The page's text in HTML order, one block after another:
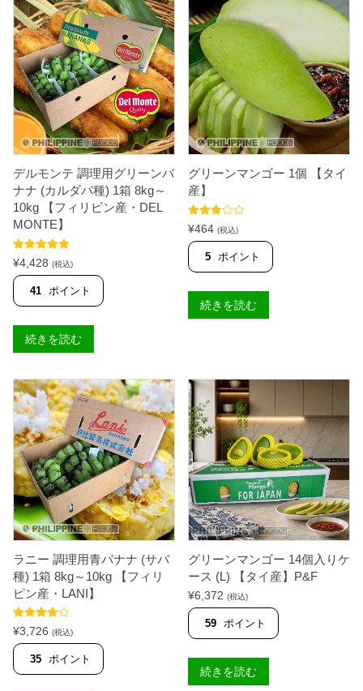
デルモンテ 調理用グリーンバ
ナナ (カルダバ種) 1箱 8kg～
10kg 【フィリピン産・DEL
MONTE】
5段階中 5.00
の評価
¥4,428 (税込)
41 ポイント
続きを読む
グリーンマンゴー 1個 【タイ
産】
5段階中
3.50 の
評価
¥464 (税込)
5 ポイント
続きを読む
ラニー 調理用青バナナ (サバ
種) 1箱 8kg～10kg 【フィリ
ピン産・LANI】
5段階中
4.00 の評
価
¥3,726 (税込)
35 ポイント
グリーンマンゴー 14個入りケ
ース (L) 【タイ産】P&F
¥6,372 (税込)
59 ポイント
続きを読む